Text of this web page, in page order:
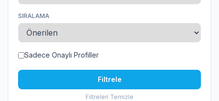
SIRALAMA
Sadece Onaylı Profiller
Filtrele
Filtreleri Temizle